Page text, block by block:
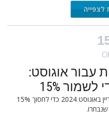
לצפייה
עבור אוגוסט:
15%
השתמש בקוד המבצע הזה של טריידיין באוגוסט 2024 כדי לחסוך 15%